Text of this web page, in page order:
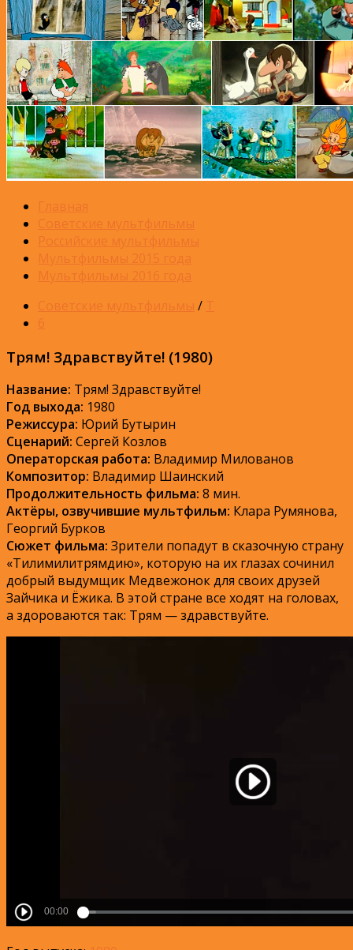
Главная
Советские мультфильмы
Российские мультфильмы
Мультфильмы 2015 года
Мультфильмы 2016 года
Советские мультфильмы / Т
6
Трям! Здравствуйте! (1980)
Название: Трям! Здравствуйте!
Год выхода: 1980
Режиссура: Юрий Бутырин
Сценарий: Сергей Козлов
Операторская работа: Владимир Милованов
Композитор: Владимир Шаинский
Продолжительность фильма: 8 мин.
Актёры, озвучившие мультфильм: Клара Румянова,
Георгий Бурков
Сюжет фильма: Зрители попадут в сказочную страну
«Тилимилитрямдию», которую на их глазах сочинил
добрый выдумщик Медвежонок для своих друзей
Зайчика и Ёжика. В этой стране все ходят на головах,
а здороваются так: Трям — здравствуйте.